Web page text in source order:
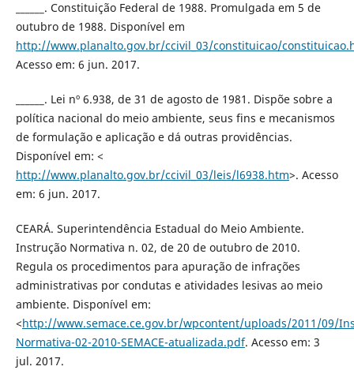
______. Constituição Federal de 1988. Promulgada em 5 de
outubro de 1988. Disponível em
http://www.planalto.gov.br/ccivil_03/constituicao/
Acesso em: 6 jun. 2017.
______. Lei nº 6.938, de 31 de agosto de 1981. Dispõe sobre a
política nacional do meio ambiente, seus fins e mecanismos
de formulação e aplicação e dá outras providências.
Disponível em: <
http://www.planalto.gov.br/ccivil_03/leis/l6938.htm>. Acesso
em: 6 jun. 2017.
CEARÁ. Superintendência Estadual do Meio Ambiente.
Instrução Normativa n. 02, de 20 de outubro de 2010.
Regula os procedimentos para apuração de infrações
administrativas por condutas e atividades lesivas ao meio
ambiente. Disponível em:
<http://www.semace.ce.gov.br/wpcontent/uploads/2011/09/
Normativa-02-2010-SEMACE-atualizada.pdf. Acesso em: 3
jul. 2017.